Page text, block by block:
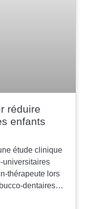
réduire
enfants
étude clinique
universitaires
thérapeute lors
dentaires…